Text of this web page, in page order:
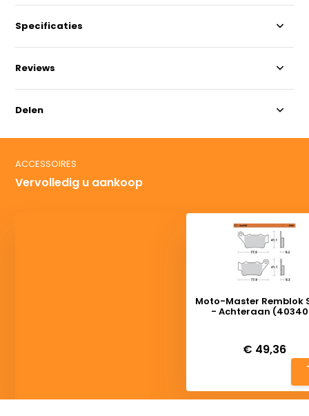
Specificaties
Reviews
Delen
ACCESSOIRES
Vervolledig u aankoop
Moto-Master Remblok
- Achteraan
€ 49,36